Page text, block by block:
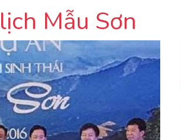
Mẫu Sơn